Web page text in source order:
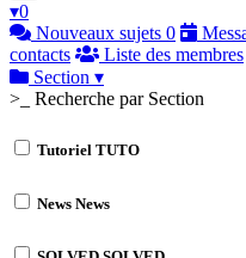
▾0
Nouveaux sujets 0
contacts
Liste des membres
Section ▾
>_ Recherche par Section
Tutoriel TUTO
News News